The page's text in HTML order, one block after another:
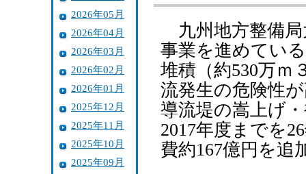
2026年05月
2026年04月
2026年03月
2026年02月
2026年01月
2025年12月
2025年11月
2025年10月
2025年09月
九州地方整備局
事業を進めてい
堆積（約530万ｍ
流発生の危険性
導流堤の嵩上げ
2017年度までを
費約167億円を追